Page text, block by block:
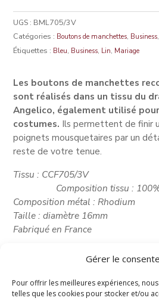
Gérer le
Pour offrir les meilleures expériences,
telles que les cookies pour stocker et/ou
UGS : BML705/3V
Catégories : Boutons de manchettes, Business,
Étiquettes : Bleu, Business, Lin, Mariage
Les boutons de manchettes
sont réalisés dans un tissu du
Angelico, également utilisé
costumes. Ils permettent de finir
poignets mousquetaires par un
reste de votre tenue.
Tissu :
Composition tissu : 100%
Composition métal : Rhodium
Taille : diamètre 16mm
Fabriqué en France